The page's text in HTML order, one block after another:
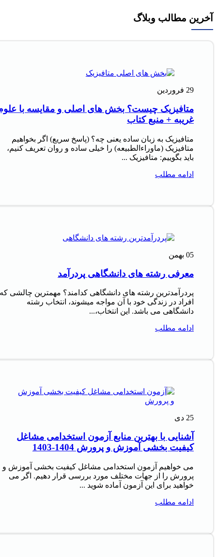
آخرین مطالب وبلاگ
29 فروردین
متافیزیک چیست؟ بخش های اصلی و مقایسه با
غریبه + منبع کتاب
متافیزیک به زبان ساده یعنی چه؟ (پاسخ سریع) اگر بخواهیم
متافیزیک (ماوراءالطبیعه) را خیلی ساده و روان تعریف کنیم،
باید بگوییم: متافیزیک ...
ادامه مطلب
05 بهمن
معرفی رشته های دانشگاهی پردرآمد
پردرآمدترین رشته های دانشگاهی کدامند؟ مهمترین چالشی که
افراد در زندگی خود با آن مواجه میشوند، انتخاب رشته
دانشگاهی می باشد. این انتخاب،...
ادامه مطلب
25 دی
آشنایی با بهترین منابع آزمون استخدامی مشاغل
کیفیت بخشی آموزش و پرورش 1404-1403
می خواهیم آزمون استخدامی مشاغل کیفیت بخشی آموزش و
پرورش را از جهات مختلف مورد بررسی قرار دهیم. اگر می
خواهید برای این آزمون آماده شوید ...
ادامه مطلب